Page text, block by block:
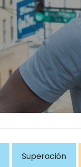
Superación